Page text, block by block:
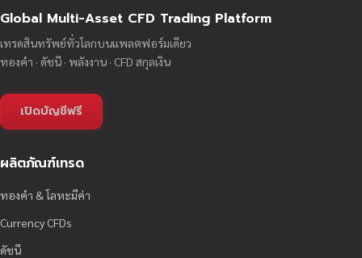
Global Multi-Asset CFD Trading Platform
เทรดสินทรัพย์ทั่วโลกบนแพลตฟอร์มเดียว
ทองคำ · ดัชนี · พลังงาน · CFD สกุลเงิน
เปิดบัญชีฟรี
ผลิตภัณฑ์เทรด
ทองคำ & โลหะมีค่า
Currency CFDs
ดัชนี